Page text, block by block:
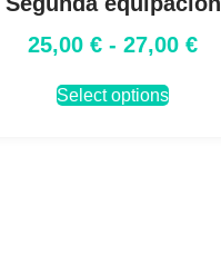
25,00 € - 27,00 €
Select options